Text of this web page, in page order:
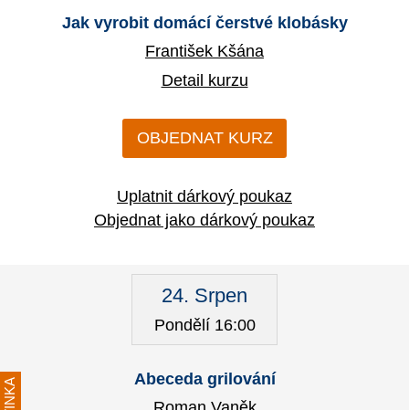
Jak vyrobit domácí čerstvé klobásky
František Kšána
Detail kurzu
OBJEDNAT KURZ
Uplatnit dárkový poukaz
Objednat jako dárkový poukaz
24. Srpen
Pondělí 16:00
Abeceda grilování